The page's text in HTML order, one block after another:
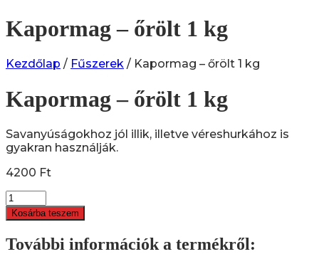
Kapormag – őrölt 1 kg
Kezdőlap / Fűszerek / Kapormag – őrölt 1 kg
Kapormag – őrölt 1 kg
Savanyúságokhoz jól illik, illetve véreshurkához is
gyakran használják.
4200 Ft
Kapormag
-
őrölt
1
kg
Kosárba teszem
További információk a termékről: